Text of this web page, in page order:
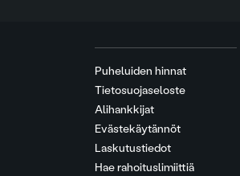
Puheluiden hinnat
Tietosuojaseloste
Alihankkijat
Evästekäytännöt
Laskutustiedot
Hae rahoituslimiittiä